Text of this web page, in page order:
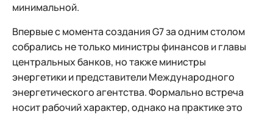
минимальной.
Впервые с момента создания G7 за одним столом
собрались не только министры финансов и главы
центральных банков, но также министры
энергетики и представители Международного
энергетического агентства. Формально встреча
носит рабочий характер, однако на практике это